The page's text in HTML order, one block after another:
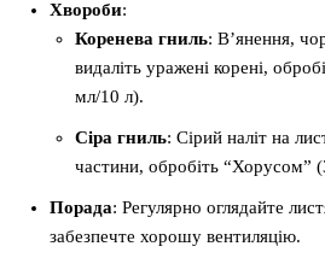
Хвороби:
Коренева гниль: В’янення,
видаліть уражені корені,
мл/10 л).
Сіра гниль: Сірий наліт на
частини, обробіть “Хорусом”
Порада: Регулярно оглядайте
забезпечте хорошу вентиляцію.